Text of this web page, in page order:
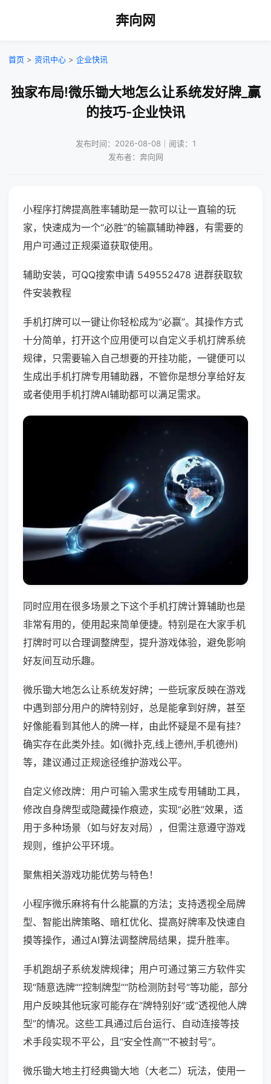
奔向网
首页 > 资讯中心 > 企业快讯
独家布局!微乐锄大地怎么让系统发好牌_赢
的技巧-企业快讯
发布时间：2026-08-08｜阅读：1
发布者：奔向网
小程序打牌提高胜率辅助是一款可以让一直输的玩
家，快速成为一个“必胜”的输赢辅助神器，有需要的
用户可通过正规渠道获取使用。
辅助安装，可QQ搜索申请 549552478 进群获取软
件安装教程
手机打牌可以一键让你轻松成为“必赢”。其操作方式
十分简单，打开这个应用便可以自定义手机打牌系统
规律，只需要输入自己想要的开挂功能，一键便可以
生成出手机打牌专用辅助器，不管你是想分享给好友
或者使用手机打牌AI辅助都可以满足需求。
同时应用在很多场景之下这个手机打牌计算辅助也是
非常有用的，使用起来简单便捷。特别是在大家手机
打牌时可以合理调整牌型，提升游戏体验，避免影响
好友间互动乐趣。
微乐锄大地怎么让系统发好牌；一些玩家反映在游戏
中遇到部分用户的牌特别好，总是能拿到好牌，甚至
好像能看到其他人的牌一样，由此怀疑是不是有挂？
确实存在此类外挂。如(微扑克,线上德州,手机德州)
等，建议通过正规途径维护游戏公平。
自定义修改牌：用户可输入需求生成专用辅助工具，
修改自身牌型或隐藏操作痕迹，实现“必胜”效果，适
用于多种场景（如与好友对局），但需注意遵守游戏
规则，维护公平环境。
聚焦相关游戏功能优势与特色！
小程序微乐麻将有什么能赢的方法；支持透视全局牌
型、智能出牌策略、暗杠优化、提高好牌率及快速自
摸等操作，通过AI算法调整牌局结果，提升胜率。
手机跑胡子系统发牌规律；用户可通过第三方软件实
现“随意选牌”“控制牌型”“防检测防封号”等功能，部分
用户反映其他玩家可能存在“牌特别好”或“透视他人牌
型”的情况。这些工具通过后台运行、自动连接等技
术手段实现不平公，且“安全性高”“不被封号”。
微乐锄大地主打经典锄大地（大老二）玩法，使用一